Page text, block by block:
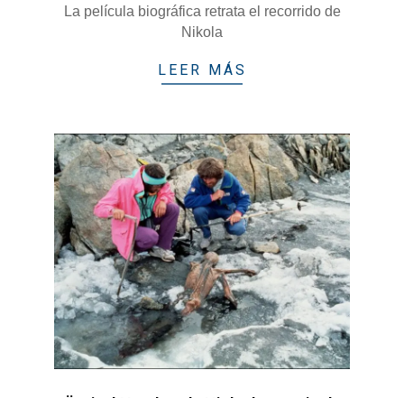
La película biográfica retrata el recorrido de
Nikola
LEER MÁS